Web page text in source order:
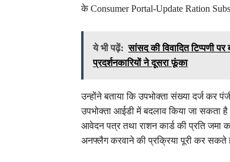
के Consumer Portal-Update Ration
ये भी पढ़ें: सांसद की विवादित टिप्पणी
प्रदर्शनकारियों ने दूसरा फूंका
उन्होंने बताया कि उपभोक्ता संख्या दर्ज कर
उपभोक्ता आईडी में बदलाव किया जा सकता
आवेदन पत्र तथा राशन कार्ड की प्रति जमा
अनफ्लैग करवाने की प्रक्रिया पूरी कर सकते